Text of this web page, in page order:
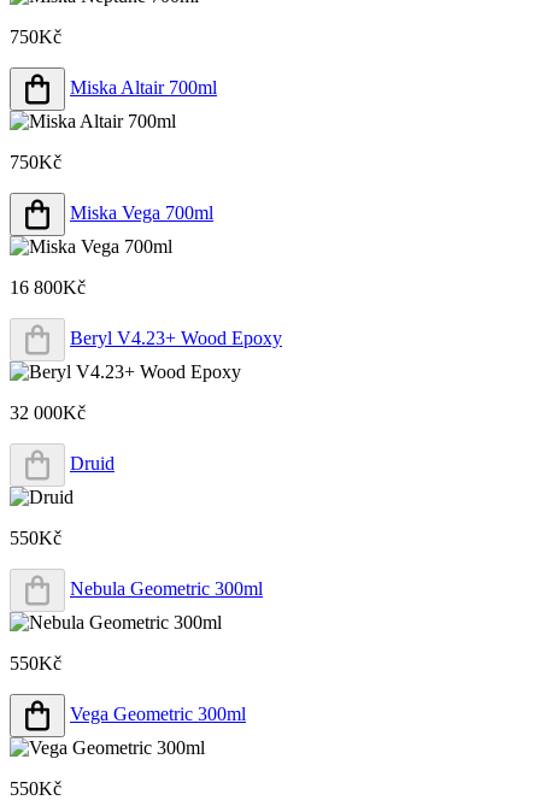
750Kč
Miska Altair 700ml
750Kč
Miska Vega 700ml
16 800Kč
Beryl V4.23+ Wood Epoxy
32 000Kč
Druid
550Kč
Nebula Geometric 300ml
550Kč
Vega Geometric 300ml
550Kč